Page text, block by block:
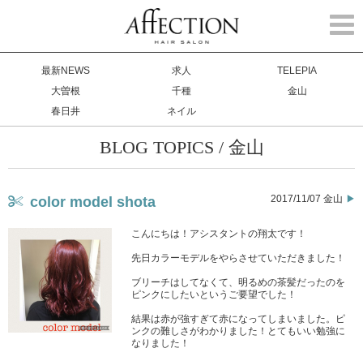
最新NEWS 求人
TELEPIA
大曽根
千種
金山
春日井
ネイル
BLOG TOPICS / 金山
color model shota 2017/11/07 金山
こんにちは！アシスタントの翔太です！
先日カラーモデルをやらさせていただきました！
ブリーチはしてなくて、明るめの茶髪だったのを
ピンクにしたいというご要望でした！
結果は赤が強すぎて赤になってしまいました。ピ
ンクの難しさがわかりました！とてもいい勉強に
なりました！